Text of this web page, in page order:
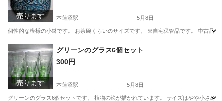
売ります 本蓮沼駅 5月8日
個性的な模様の小鉢です。 お茶碗くらいのサイズです。 ※自宅保管品です。 中古品
東京 板橋区 本蓮沼駅 食器 小鉢
売ります
グリーンのグラス6個セット
300円
本蓮沼駅 5月8日
グリーンのグラス6個セットです。 植物の絵が描かれています。 サイズはやや小さ